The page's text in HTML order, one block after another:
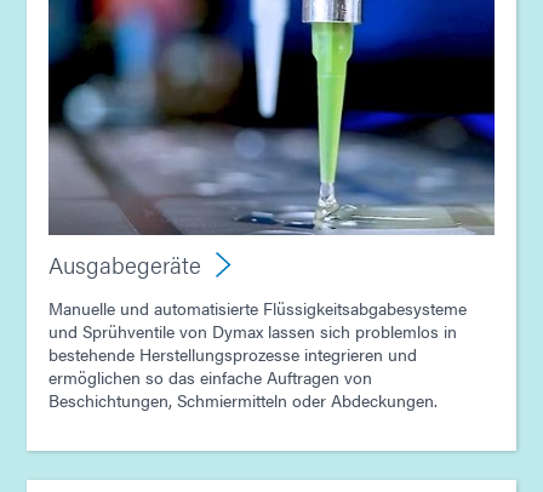
Leitfaden: Ausgabegerät (Asien|EN)
Ausgabegeräte
Manuelle und automatisierte Flüssigkeitsabgabesysteme
und Sprühventile von Dymax lassen sich problemlos in
bestehende Herstellungsprozesse integrieren und
ermöglichen so das einfache Auftragen von
Beschichtungen, Schmiermitteln oder Abdeckungen.